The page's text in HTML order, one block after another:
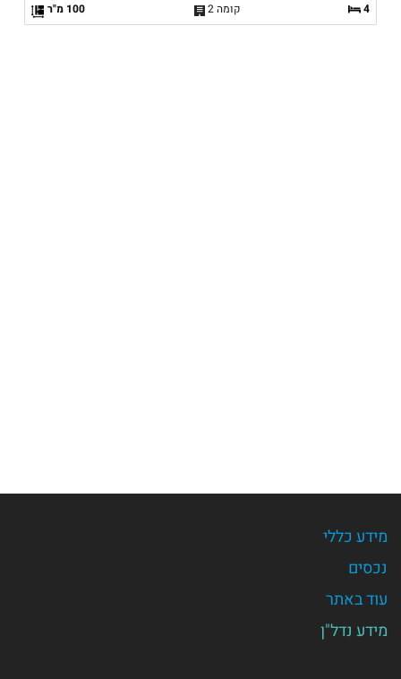
4 קומה 2 100 מ"ר
מידע כללי
נכסים
עוד באתר
מידע נדל"ן